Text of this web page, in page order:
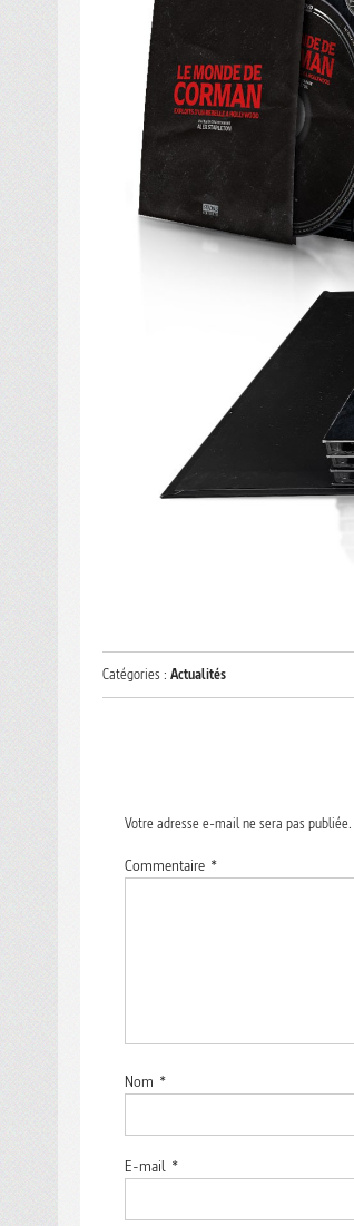
Catégories : Actualités
Votre adresse e-mail ne sera pas publiée.
Commentaire *
Nom *
E-mail *